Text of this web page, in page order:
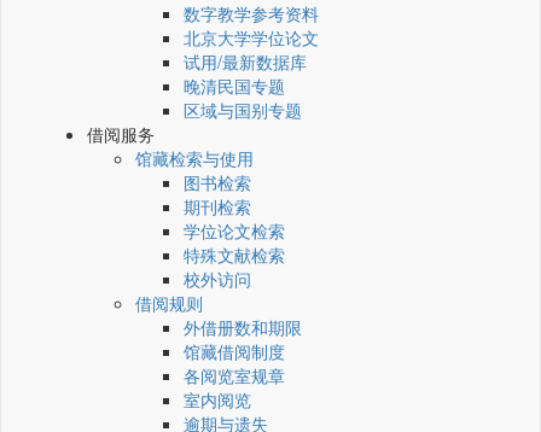
数字教学参考资料
北京大学学位论文
试用/最新数据库
晚清民国专题
区域与国别专题
借阅服务
馆藏检索与使用
图书检索
期刊检索
学位论文检索
特殊文献检索
校外访问
借阅规则
外借册数和期限
馆藏借阅制度
各阅览室规章
室内阅览
逾期与遗失